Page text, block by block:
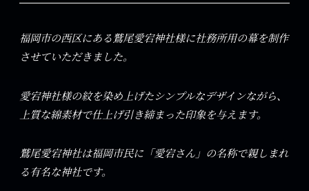
福岡市の西区にある鷲尾愛宕神社様に社務所用の幕を制作
させていただきました。
愛宕神社様の紋を染め上げたシンプルなデザインながら、
上質な綿素材で仕上げ引き締まった印象を与えます。
鷲尾愛宕神社は福岡市民に「愛宕さん」の名称で親しまれ
る有名な神社です。